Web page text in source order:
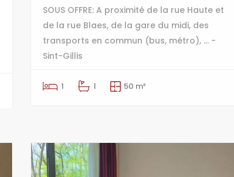
SOUS OFFRE: A proximité de la rue Haute et
de la rue Blaes, de la gare du midi, des
transports en commun (bus, métro), ... -
Sint-Gillis
1 1 50 m²